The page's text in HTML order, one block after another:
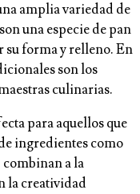
amplia variedad de
una especie de pan
su forma y relleno. En
son los
culinarias.
para aquellos que
ingredientes como
a la
la creatividad